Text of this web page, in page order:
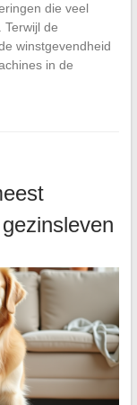
die veel
de
winstgevendheid
in de